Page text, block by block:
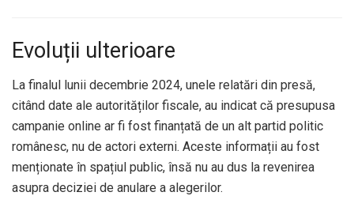
Evoluții ulterioare
La finalul lunii decembrie 2024, unele relatări din presă,
citând date ale autorităților fiscale, au indicat că presupusa
campanie online ar fi fost finanțată de un alt partid politic
românesc, nu de actori externi. Aceste informații au fost
menționate în spațiul public, însă nu au dus la revenirea
asupra deciziei de anulare a alegerilor.